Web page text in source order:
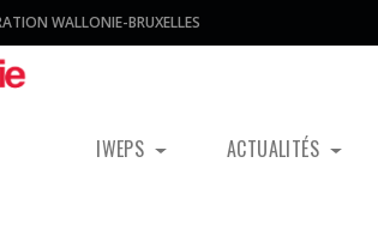
WALLONIE-BRUXELLES
IWEPS ACTUALITÉS